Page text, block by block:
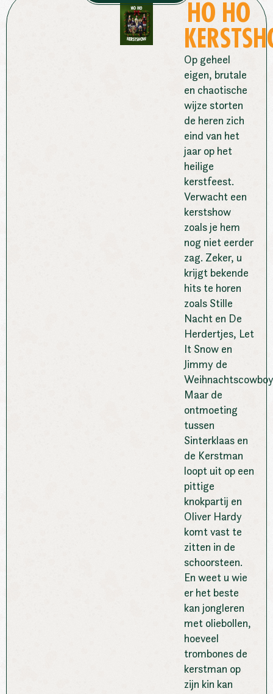
HO HO
Op geheel
eigen, brutale
en chaotische
wijze storten
de heren zich
eind van het
jaar op het
heilige
kerstfeest.
Verwacht een
kerstshow
zoals je hem
nog niet eerder
zag. Zeker, u
krijgt bekende
hits te horen
zoals Stille
Nacht en De
Herdertjes, Let
It Snow en
Jimmy de
Maar de
ontmoeting
tussen
Sinterklaas en
de Kerstman
loopt uit op een
pittige
knokpartij en
Oliver Hardy
komt vast te
zitten in de
schoorsteen.
En weet u wie
er het beste
kan jongleren
met oliebollen,
hoeveel
trombones de
kerstman op
zijn kin kan